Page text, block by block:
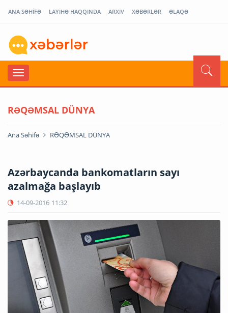
ANA SƏHİFƏ LAYİHƏ HAQQINDA ARXİV XƏBƏRLƏR ƏLAQƏ
RƏQƏMSAL DÜNYA
Ana Səhifə RƏQƏMSAL DÜNYA
Azərbaycanda bankomatların sayı
azalmağa başlayıb
14-09-2016 11:32